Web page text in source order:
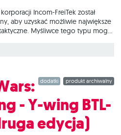
Incom-FreiTek został
aby uzyskać możliwie największe
Myśliwce tego typu mogą
Korpusu Gwiezdnego Ruchu Oporu
ilość misji przeciwko
zadania. W tym zestawie
wszystko, co niezbędne, aby dodać
X-wing T-70.
produkt archiwalny
dodatki
- Y-wing BTL-
edycja)